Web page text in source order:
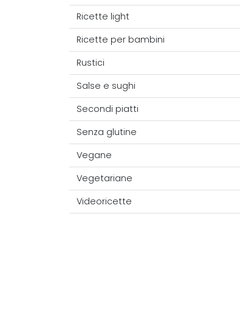
Ricette light
Ricette per bambini
Rustici
Salse e sughi
Secondi piatti
Senza glutine
Vegane
Vegetariane
Videoricette